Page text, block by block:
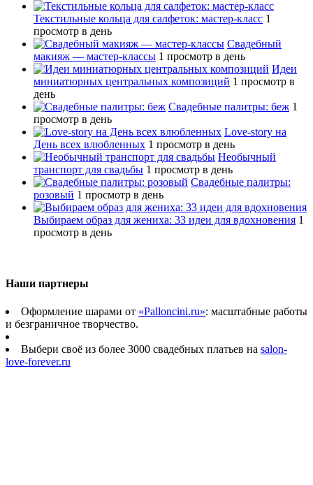
Текстильные кольца для салфеток: мастер-класс 1
просмотр в день
Свадебный
макияж — мастер-классы 1 просмотр в день
Идеи
миниатюрных центральных композиций 1 просмотр в
день
Свадебные палитры: беж 1
просмотр в день
Love-story на
День всех влюбленных 1 просмотр в день
Необычный
транспорт для свадьбы 1 просмотр в день
Свадебные палитры:
розовый 1 просмотр в день
Выбираем образ для жениха: 33 идеи для вдохновения 1
просмотр в день
Наши партнеры
Оформление шарами от «Palloncini.ru»: масштабные работы
и безграничное творчество.
Выбери своё из более 3000 свадебных платьев на salon-
love-forever.ru